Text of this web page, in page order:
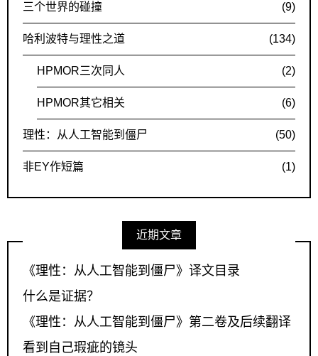
三个世界的碰撞 (9)
哈利波特与理性之道 (134)
HPMOR三次同人 (2)
HPMOR其它相关 (6)
理性：从人工智能到僵尸 (50)
非EY作短篇 (1)
近期文章
《理性：从人工智能到僵尸》译文目录
什么是证据？
《理性：从人工智能到僵尸》第二卷及后续翻译
看到自己瑕疵的镜头